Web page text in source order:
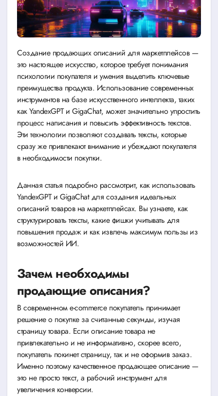
Создание продающих описаний для маркетплейсов —
это настоящее искусство, которое требует понимания
психологии покупателя и умения выделить ключевые
преимущества продукта. Использование современных
инструментов на базе искусственного интеллекта, таких
как YandexGPT и GigaChat, может значительно упростить
процесс написания и повысить эффективность текстов.
Эти технологии позволяют создавать тексты, которые
сразу же привлекают внимание и убеждают покупателя
в необходимости покупки.
Данная статья подробно рассмотрит, как использовать
YandexGPT и GigaChat для создания идеальных
описаний товаров на маркетплейсах. Вы узнаете, как
структурировать тексты, какие фишки учитывать для
повышения продаж и как извлечь максимум пользы из
возможностей ИИ.
Зачем необходимы
продающие описания?
В современном e-commerce покупатель принимает
решение о покупке за считанные секунды, изучая
страницу товара. Если описание товара не
привлекательно и не информативно, скорее всего,
покупатель покинет страницу, так и не оформив заказ.
Именно поэтому качественное продающее описание —
это не просто текст, а рабочий инструмент для
увеличения конверсии.